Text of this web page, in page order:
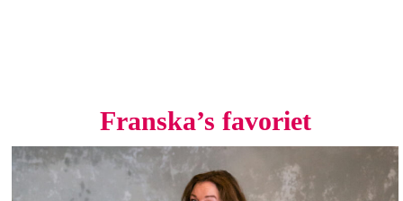
Franska’s favoriet